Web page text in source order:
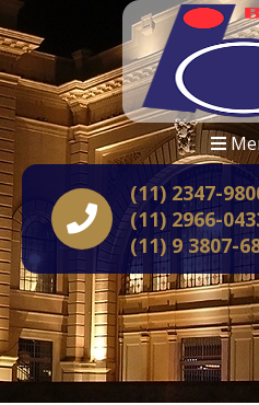
(11) 2347-
(11) 2966-
(11) 9 3807-